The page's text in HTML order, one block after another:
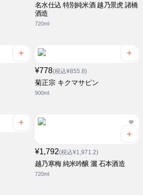
名水仕込 特別純米酒 越乃景虎 諸橋
酒造
720ml
¥778(税込¥855.8)
菊正宗 キクマサピン
900ml
¥1,792(税込¥1,971.2)
越乃寒梅 純米吟醸 灑 石本酒造
720ml